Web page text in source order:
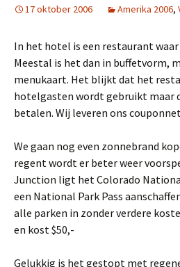
17 oktober 2006 Amerika 2006,
In het hotel is een restaurant
Meestal is het dan in buffetvorm,
menukaart. Het blijkt dat het
hotelgasten wordt gebruikt maar
betalen. Wij leveren ons
We gaan nog even zonnebrand
regent wordt er beter weer
Junction ligt het Colorado
een National Park Pass
alle parken in zonder verdere
en kost $50,-
Gelukkig is het gestopt met